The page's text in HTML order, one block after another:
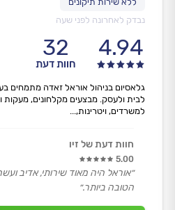
נבדק לאחרונה לפני שעה
4.94
32
חוות דעת
גלאסיום בניהול אוראל זאדה מתמחים
לבית ולעסק. מבצעים מקלחונים, מעקות
למשרדים, ויטרינות,...
חוות דעת של זיו
5.00
״אוראל היה מאוד שירותי, אדיב
הטובה ביותר.״